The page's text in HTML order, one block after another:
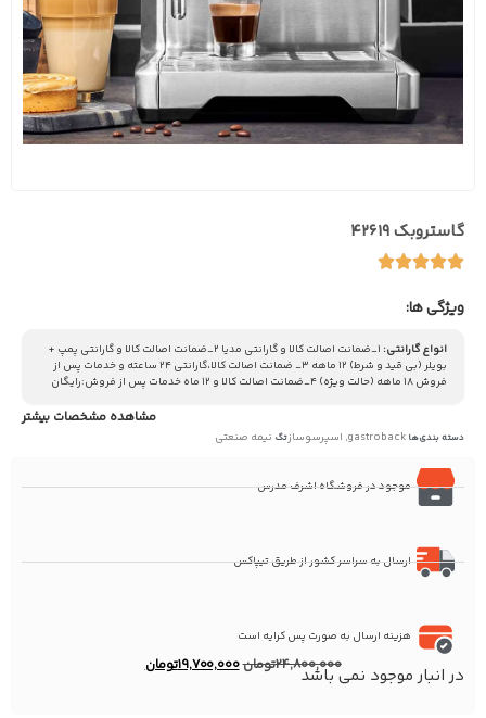
گاستروبک 42619
ویژگی ها:
انواع گارانتی:
1_ضمانت اصالت کالا و گارانتی مدیا ۲_ضمانت اصالت کالا و گارانتی پمپ +
بویلر (بی قید و شرط) ۱۲ ماهه ۳_ ضمانت اصالت کالا،گارانتی ۲۴ ساعته و خدمات پس از
فروش ۱۸ ماهه (حالت ویژه) ۴_ضمانت اصالت کالا و ۱۲ ماه خدمات پس از فروش:رایگان
مشاهده مشخصات بیشتر
دسته بندی‌ها gastroback
, اسپرسوسازتگ نیمه صنعتی
موجود در فروشگاه اشرف مدرس
ارسال به سراسر کشور از طریق تیپاکس
هزینه ارسال به صورت پس کرایه است
24,800,000تومان19,700,000تومان در انبار موجود نمی باشد